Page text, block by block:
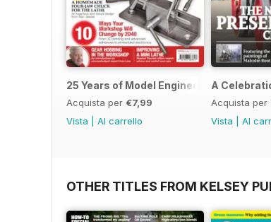
25 Years of Model Engineers Workshop
Acquista per €7,99
Vista
Al carrello
A
Acquista per
Vista
Al
OTHER TITLES FROM KELSEY